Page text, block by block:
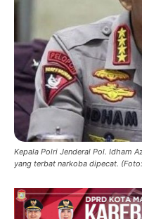
Kepala Polri Jenderal Pol. Idham
yang terbat narkoba dipecat.